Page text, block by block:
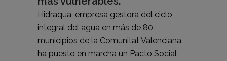
Hidraqua, empresa gestora del ciclo
integral del agua en más de 80
municipios de la Comunitat Valenciana,
ha puesto en marcha un Pacto Social